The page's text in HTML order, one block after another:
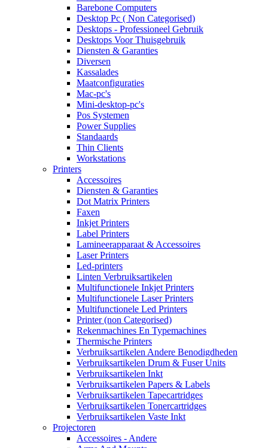
Barebone Computers
Desktop Pc ( Non Categorised)
Desktops - Professioneel Gebruik
Desktops Voor Thuisgebruik
Diensten & Garanties
Diversen
Kassalades
Maatconfiguraties
Mac-pc's
Mini-desktop-pc's
Pos Systemen
Power Supplies
Standaards
Thin Clients
Workstations
Printers
Accessoires
Diensten & Garanties
Dot Matrix Printers
Faxen
Inkjet Printers
Label Printers
Lamineerapparaat & Accessoires
Laser Printers
Led-printers
Linten Verbruiksartikelen
Multifunctionele Inkjet Printers
Multifunctionele Laser Printers
Multifunctionele Led Printers
Printer (non Categorised)
Rekenmachines En Typemachines
Thermische Printers
Verbruiksartikelen Andere Benodigdheden
Verbruiksartikelen Drum & Fuser Units
Verbruiksartikelen Inkt
Verbruiksartikelen Papers & Labels
Verbruiksartikelen Tapecartridges
Verbruiksartikelen Tonercartridges
Verbruiksartikelen Vaste Inkt
Projectoren
Accessoires - Andere